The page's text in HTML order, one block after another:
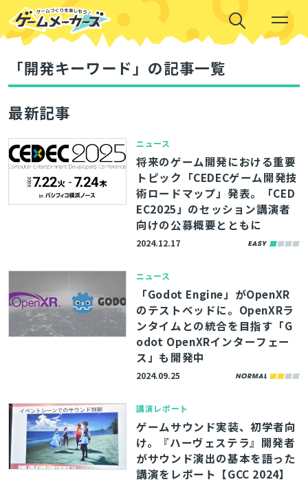
「開発キーワード」の記事一覧
最新記事
ニュース
将来のゲーム開発における重要
トピック「CEDECゲーム開発技
術ロードマップ」発表。「CED
EC2025」のセッション講演者
向けの公募概要とともに
2024.12.17
ニュース
「Godot Engine」がOpenXR
のテストベッドに。OpenXRラ
ンタイムとの統合を目指す「G
odot OpenXRインターフェー
ス」も開発中
2024.09.25
講演レポート
ゲームサウンド実装、初学者向
け。『ハーヴェステラ』開発者
がサウンド演出の基本を語った
講演をレポート【GCC 2024】